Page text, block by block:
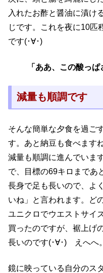
入れたお酢と醤油に漬け
じです。これを夜に10匹
です(･∀･)
「ああ、この酸っ
減量も順調です
そんな簡単な夕食を過ご
す。あと納豆も食べます
減量も順調に進んでいま
で、目標の69キロまであ
長身で足も長いので、よ
いね」と言われます。ど
ユニクロでウエストサイ
買ったのですが、裾上げ
長いのです(･∀･) えへへ。
鏡に映っている自分のス